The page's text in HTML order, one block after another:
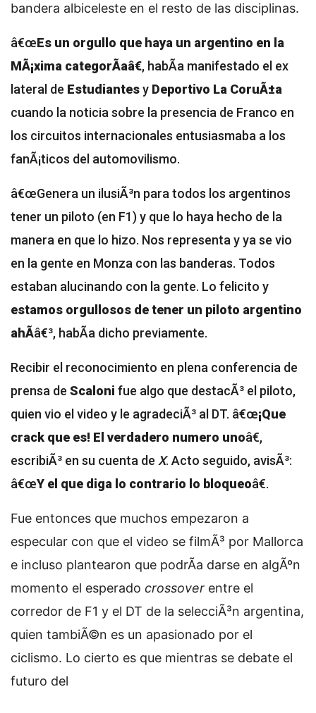
bandera albiceleste en el resto de las disciplinas.
â€œEs un orgullo que haya un argentino en la
MÃ¡xima categorÃ­aâ€, habÃ­a manifestado el ex
lateral de Estudiantesy Deportivo La CoruÃ±a
cuando la noticia sobre la presencia de Franco en
los circuitos internacionales entusiasmaba a los
fanÃ¡ticos del automovilismo.
â€œGenera un ilusiÃ³n para todos los argentinos
tener un piloto (en F1) y que lo haya hecho de la
manera en que lo hizo. Nos representa y ya se vio
en la gente en Monza con las banderas. Todos
estaban alucinando con la gente. Lo felicito y
estamos orgullosos de tener un piloto argentino
ahÃ­â€³, habÃ­a dicho previamente.
Recibir el reconocimiento en plena conferencia de
prensa de Scaloni fue algo que destacÃ³ el piloto,
quien vio el video y le agradeciÃ³ al DT. â€œ¡Que
crack que es! El verdadero numero unoâ€,
escribiÃ³ en su cuenta de X. Acto seguido, avisÃ³:
â€œY el que diga lo contrario lo bloqueoâ€.
Fue entonces que muchos empezaron a
especular con que el video se filmÃ³ por Mallorca
e incluso plantearon que podrÃ­a darse en algÃºn
momento el esperado crossover entre el
corredor de F1 y el DT de la selecciÃ³n argentina,
quien tambiÃ©n es un apasionado por el
ciclismo. Lo cierto es que mientras se debate el
futuro del